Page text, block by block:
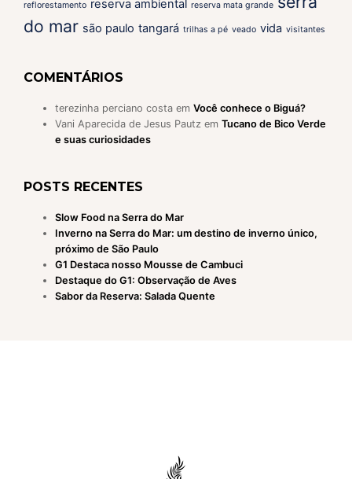
reflorestamento reserva ambiental reserva mata grande
do mar são paulo tangará trilhas a pé veado vida visitantes
COMENTÁRIOS
terezinha perciano costa em Você conhece o Biguá?
Vani Aparecida de Jesus Pautz em Tucano de Bico Verde
e suas curiosidades
POSTS RECENTES
Slow Food na Serra do Mar
Inverno na Serra do Mar: um destino de inverno único,
próximo de São Paulo
G1 Destaca nosso Mousse de Cambuci
Destaque do G1: Observação de Aves
Sabor da Reserva: Salada Quente